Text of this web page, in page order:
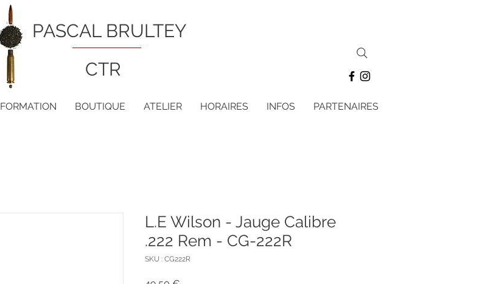
PASCAL BRULTEY
CTR
FORMATION BOUTIQUE ATELIER HORAIRES INFOS PARTENAIRES
L.E Wilson - Jauge Calibre
.222 Rem - CG-222R
SKU : CG222R